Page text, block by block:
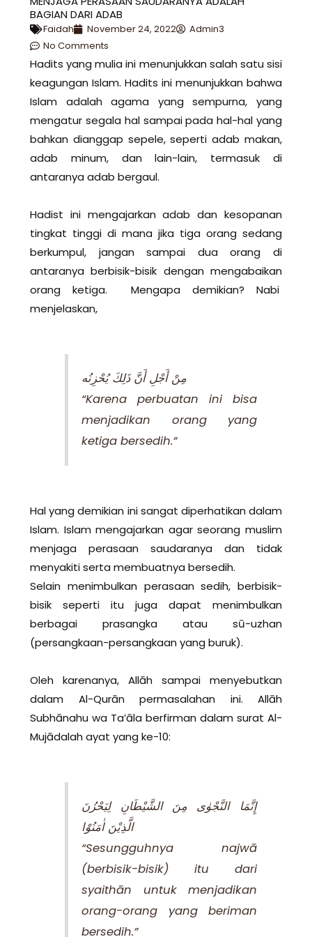
BAGIAN DARI ADAB
Faidah November 24, 2022
Admin3
No Comments
Hadits yang mulia ini menunjukkan salah satu sisi
keagungan Islam. Hadits ini menunjukkan bahwa
Islam adalah agama yang sempurna, yang
mengatur segala hal sampai pada hal-hal yang
bahkan dianggap sepele, seperti adab makan,
adab minum, dan lain-lain, termasuk di
antaranya adab bergaul.
Hadist ini mengajarkan adab dan kesopanan
tingkat tinggi di mana jika tiga orang sedang
berkumpul, jangan sampai dua orang di
antaranya berbisik-bisik dengan mengabaikan
orang ketiga. Mengapa demikian? Nabi
menjelaskan,
‎مِنْ أَجْلِ أَنَّ ذَلِكَ يُحْزِنُه
“Karena perbuatan ini bisa
menjadikan orang yang
ketiga bersedih.”
Hal yang demikian ini sangat diperhatikan dalam
Islam. Islam mengajarkan agar seorang muslim
menjaga perasaan saudaranya dan tidak
menyakiti serta membuatnya bersedih.
Selain menimbulkan perasaan sedih, berbisik-
bisik seperti itu juga dapat menimbulkan
berbagai prasangka atau sū-uzhan
(persangkaan-persangkaan yang buruk).
Oleh karenanya, Allāh sampai menyebutkan
dalam Al-Qurān permasalahan ini. Allāh
Subhānahu wa Ta’āla berfirman dalam surat Al-
Mujādalah ayat yang ke-10:
الَّذِيْنَ اٰمَنُوْا
“Sesungguhnya najwā
(berbisik-bisik) itu dari
syaithān untuk menjadikan
orang-orang yang beriman
bersedih.”